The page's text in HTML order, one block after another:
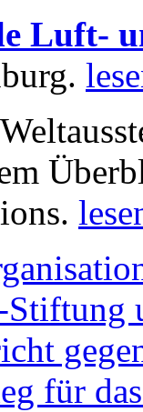
Luft-
für